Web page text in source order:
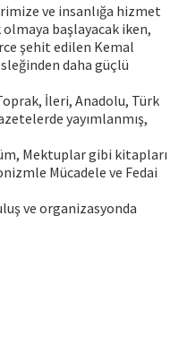
ve insanlığa hizmet
olmaya başlayacak iken,
şehit edilen Kemal
daha güçlü
İleri, Anadolu, Türk
yayımlanmış,
Mektuplar gibi kitapları
Mücadele ve Fedai
ve organizasyonda